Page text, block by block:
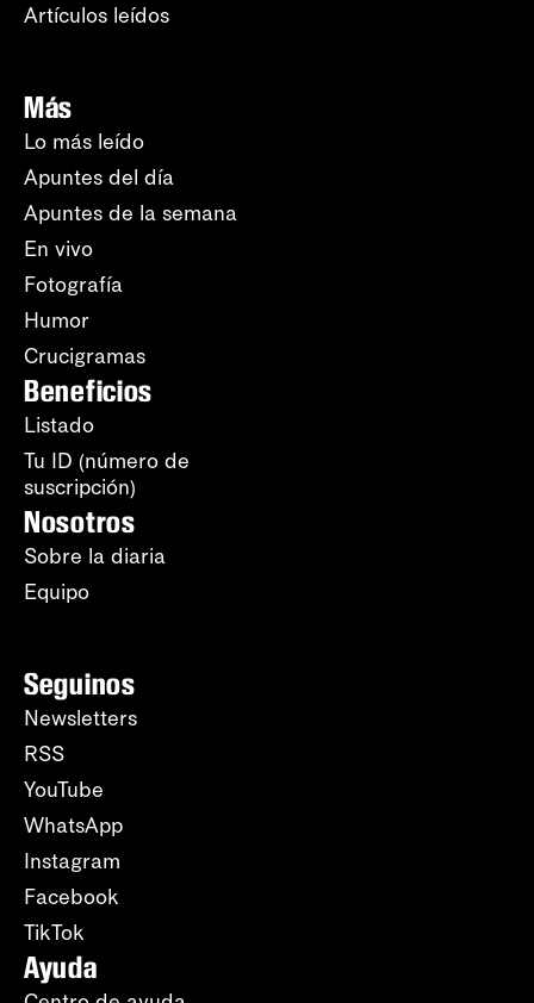
Artículos leídos
Más
Lo más leído
Apuntes del día
Apuntes de la semana
En vivo
Fotografía
Humor
Crucigramas
Beneficios
Listado
Tu ID (número de
suscripción)
Nosotros
Sobre la diaria
Equipo
Seguinos
Newsletters
RSS
YouTube
WhatsApp
Instagram
Facebook
TikTok
Ayuda